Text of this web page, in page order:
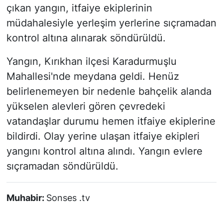
çıkan yangın, itfaiye ekiplerinin
müdahalesiyle yerleşim yerlerine sıçramadan
kontrol altına alınarak söndürüldü.
Yangın, Kırıkhan ilçesi Karadurmuşlu
Mahallesi'nde meydana geldi. Henüz
belirlenemeyen bir nedenle bahçelik alanda
yükselen alevleri gören çevredeki
vatandaşlar durumu hemen itfaiye ekiplerine
bildirdi. Olay yerine ulaşan itfaiye ekipleri
yangını kontrol altına alındı. Yangın evlere
sıçramadan söndürüldü.
Muhabir: Sonses .tv